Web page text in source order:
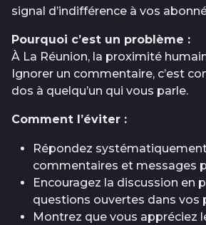
signal d’indifférence à vos
Pourquoi c’est un problème :
À La Réunion, la proximité
Ignorer un commentaire, c’est
dos à quelqu’un qui vous parle.
Comment l’éviter :
Répondez
commentaires et messages
Encouragez la discussion en
questions ouvertes dans vos
Montrez que vous appréciez